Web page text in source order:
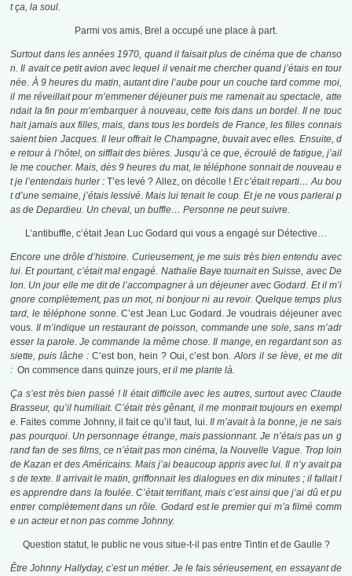
t ça, la soul.
Parmi vos amis, Brel a occupé une place à part.
Surtout dans les années 1970, quand il faisait plus de cinéma que de chanso
n. Il avait ce petit avion avec lequel il venait me chercher quand j’étais en tour
née. À 9 heures du matin, autant dire l’aube pour un couche tard comme moi,
il me réveillait pour m’emmener déjeuner puis me ramenait au spectacle, atte
ndait la fin pour m’embarquer à nouveau, cette fois dans un bordel. Il ne touc
hait jamais aux filles, mais, dans tous les bordels de France, les filles connais
saient bien Jacques. Il leur offrait le Champagne, buvait avec elles. Ensuite, d
e retour à l’hôtel, on sifflait des bières. Jusqu’à ce que, écroulé de fatigue, j’ail
le me coucher. Mais, dès 9 heures du mat, le téléphone sonnait de nouveau e
t je l’entendais hurler :T’es levé ? Allez, on décolle ! Et c’était reparti… Au bou
t d’une semaine, j’étais lessivé. Mais lui tenait le coup. Et je ne vous parlerai p
as de Depardieu. Un cheval, un buffle… Personne ne peut suivre.
L’antibuffle, c’était Jean Luc Godard qui vous a engagé sur Détective…
Encore une drôle d’histoire. Curieusement, je me suis très bien entendu avec
lui. Et pourtant, c’était mal engagé. Nathalie Baye tournait en Suisse, avec De
lon. Un jour elle me dit de l’accompagner à un déjeuner avec Godard. Et il m’i
gnore complètement, pas un mot, ni bonjour ni au revoir. Quelque temps plus
tard, le téléphone sonne.C’est Jean Luc Godard. Je voudrais déjeuner avec
vous. Il m’indique un restaurant de poisson, commande une sole, sans m’adr
esser la parole. Je commande la même chose. Il mange, en regardant son as
siette, puis lâche : C’est bon, hein ? Oui, c’est bon. Alors il se lève, et me dit
:On commence dans quinze jours, et il me plante là.
Ça s’est très bien passé ! Il était difficile avec les autres, surtout avec Claude
Brasseur, qu’il humiliait. C’était très gênant, il me montrait toujours en exempl
e. Faites comme Johnny, il fait ce qu’il faut, lui. Il m’avait à la bonne, je ne sais
pas pourquoi. Un personnage étrange, mais passionnant. Je n’étais pas un g
rand fan de ses films, ce n’était pas mon cinéma, la Nouvelle Vague. Trop loin
de Kazan et des Américains. Mais j’ai beaucoup appris avec lui. Il n’y avait pa
s de texte. Il arrivait le matin, griffonnait les dialogues en dix minutes ; il fallait l
es apprendre dans la foulée. C’était terrifiant, mais c’est ainsi que j’ai dû et pu
entrer complètement dans un rôle. Godard est le premier qui m’a filmé comm
e un acteur et non pas comme Johnny.
Question statut, le public ne vous situe-t-il pas entre Tintin et de Gaulle ?
Être Johnny Hallyday, c’est un métier. Je le fais sérieusement, en essayant de